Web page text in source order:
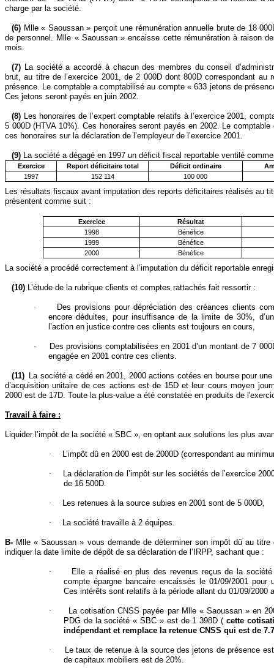
charge par la société.
(6) Mlle « Saoussan » perçoit une rémunération annuelle brute de 18
de personnel. Mlle « Saoussan » encaisse cette rémunération à raison
mois.
(7)
La société a accordé à chacun des membres du conseil
brut, au titre de l’exercice 2001, de 2 000D dont 800D correspondant au
présence. Le comptable a comptabilisé au compte « 633 jetons de
Ces jetons seront payés en juin 2002.
(8)
Les honoraires de l’expert comptable relatifs à l’exercice 2001,
5 000D (HTVA 10%). Ces honoraires seront payés en 2002. Le
ces honoraires sur la déclaration de l’employeur de l’exercice 2001.
(9) La société a dégagé en 1997 un déficit fiscal reportable ventilé
Exercice Report déficitaire total Déficit ordinaire
1997
152 114 100 000
Les résultats fiscaux avant imputation des reports déficitaires réalisés au
présentent comme suit :
Exercice
Résultat
1998
Bénéfice
1999
Bénéfice
2000
Bénéfice
La société a procédé correctement à l’imputation du déficit reportable
(10) L’étude de la rubrique clients et comptes rattachés fait ressortir :
·
Des provisions pour dépréciation des créances clients
encore déduites, pour insuffisance de la limite de 30%,
l’action en justice contre ces clients est toujours en cours,
·
Des provisions comptabilisées en 2001 d’un montant de 7
engagée en 2001 contre ces clients.
(11)
La société a cédé en 2001, 2000 actions cotées en bourse pour
d’acquisition unitaire de ces actions est de 15D et leur cours moyen
2000 est de 17D. Toute la plus-value a été constatée en produits de
Travail à faire :
Liquider l’impôt de la société « SBC », en optant aux solutions les plus
· L’impôt dû en 2000 est de 2000D (correspondant au
·
La déclaration de l’impôt sur les sociétés de l’exercice
de 16 500D.
· Les retenues à la source subies en 2001 sont de 5 000D,
· La société travaille à 2 équipes.
B- Mlle « Saoussan » vous demande de déterminer son impôt dû au titre
indiquer la date limite de dépôt de sa déclaration de l’IRPP, sachant que :
·
Elle a réalisé en plus des revenus reçus de la
compte épargne bancaire encaissés le 01/09/2001
Ces intérêts sont relatifs à la période allant du 01/09/2000
·
La cotisation CNSS payée par Mlle « Saoussan » en
PDG de la société « SBC » est de 1 398D ( cette
indépendant et remplace la retenue CNSS qui est de
·
Le taux de retenue à la source des jetons de présence
de capitaux mobiliers est de 20%.